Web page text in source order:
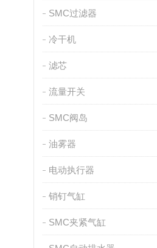
SMC过滤器
冷干机
滤芯
流量开关
SMC阀岛
油雾器
电动执行器
销钉气缸
SMC夹紧气缸